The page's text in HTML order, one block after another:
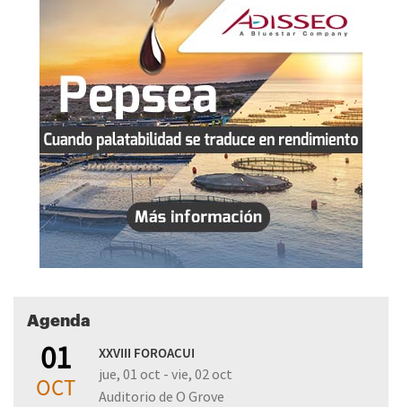
Agenda
01
OCT
XXVIII FOROACUI
jue, 01 oct - vie, 02 oct
Auditorio de O Grove